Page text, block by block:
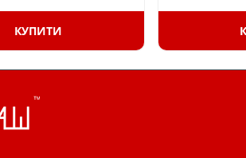
КУПИТИ